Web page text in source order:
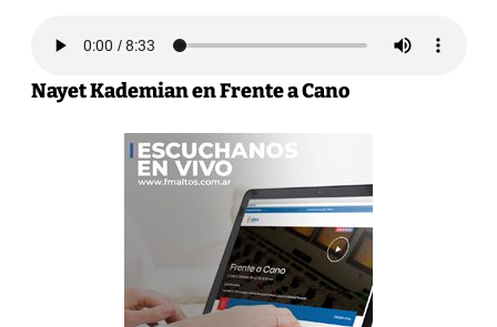
Nayet Kademian en Frente a Cano